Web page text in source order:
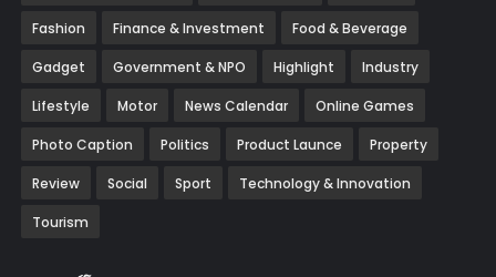
Fashion Finance & Investment Food & Beverage
Gadget Government & NPO Highlight Industry
Lifestyle Motor News Calendar Online Games
Photo Caption Politics Product Launce Property
Review Social Sport Technology & Innovation
Tourism